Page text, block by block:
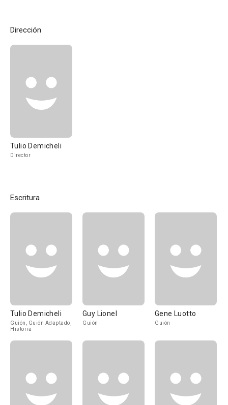
Dirección
Tulio Demicheli
Director
Escritura
Tulio Demicheli
Guión, Guión Adaptado,
Historia
Guy Lionel
Guión
Gene Luotto
Guión